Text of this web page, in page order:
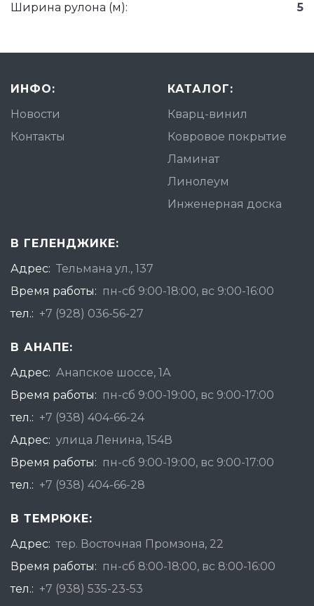
Ширина рулона (м):
5
ИНФО:
Новости
Контакты
КАТАЛОГ:
Кварц-винил
Ковровое покрытие
Ламинат
Линолеум
Инженерная доска
В ГЕЛЕНДЖИКЕ:
Адрес: Тельмана ул., 137
Время работы: пн-сб 9:00-18:00, вс 9:00-16:00
тел.: +7 (928) 036-56-27
В АНАПЕ:
Адрес: Анапское шоссе, 1А
Время работы: пн-сб 9:00-19:00, вс 9:00-17:00
тел.: +7 (938) 404-66-24
Адрес: улица Ленина, 154В
Время работы: пн-сб 9:00-19:00, вс 9:00-17:00
тел.: +7 (938) 404-66-28
В ТЕМРЮКЕ:
Адрес: тер. Восточная Промзона, 22
Время работы: пн-сб 8:00-18:00, вс 8:00-16:00
тел.: +7 (938) 535-23-53